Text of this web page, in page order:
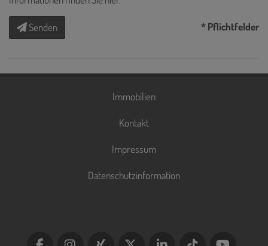
Senden * Pflichtfelder
Immobilien
Kontakt
Impressum
Datenschutzinformation